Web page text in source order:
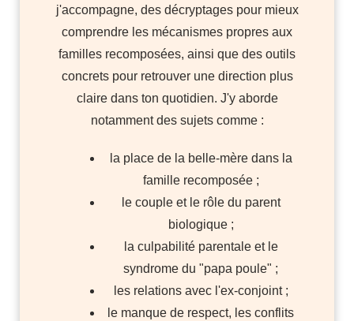
j'accompagne, des décryptages pour mieux
comprendre les mécanismes propres aux
familles recomposées, ainsi que des outils
concrets pour retrouver une direction plus
claire dans ton quotidien. J'y aborde
notamment des sujets comme :
la place de la belle-mère dans la
famille recomposée ;
le couple et le rôle du parent
biologique ;
la culpabilité parentale et le
syndrome du "papa poule" ;
les relations avec l'ex-conjoint ;
le manque de respect, les conflits